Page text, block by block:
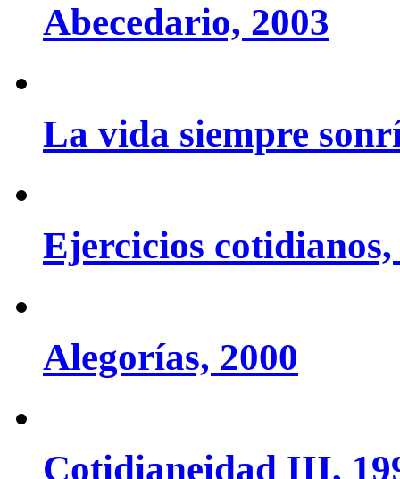
Abecedario, 2003
La vida siempre
Ejercicios cotidianos,
Alegorías, 2000
Cotidianeidad III,